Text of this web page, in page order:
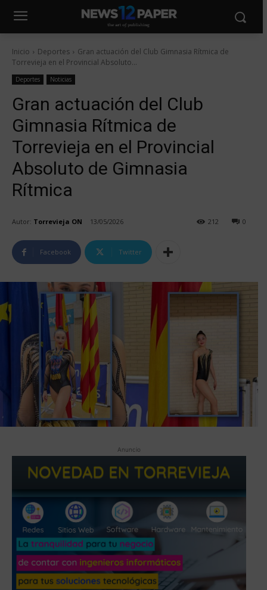
Inicio Deportes
Gran actuación del Club Gimnasia Rítmica de
Torrevieja en el Provincial Absoluto...
Deportes Noticias
Gran actuación del Club
Gimnasia Rítmica de
Torrevieja en el Provincial
Absoluto de Gimnasia
Rítmica
Autor: Torrevieja ON 13/05/2026 0
212
Facebook Twitter
Anuncio